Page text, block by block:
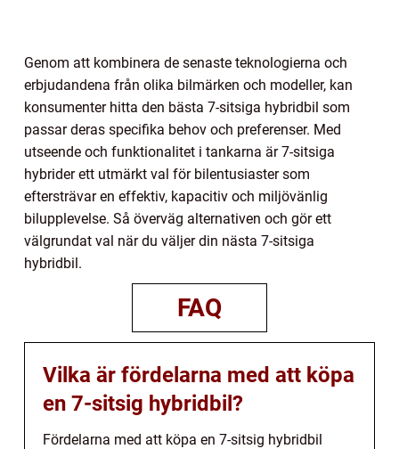
Genom att kombinera de senaste teknologierna och
erbjudandena från olika bilmärken och modeller, kan
konsumenter hitta den bästa 7-sitsiga hybridbil som
passar deras specifika behov och preferenser. Med
utseende och funktionalitet i tankarna är 7-sitsiga
hybrider ett utmärkt val för bilentusiaster som
eftersträvar en effektiv, kapacitiv och miljövänlig
bilupplevelse. Så överväg alternativen och gör ett
välgrundat val när du väljer din nästa 7-sitsiga
hybridbil.
FAQ
Vilka är fördelarna med att köpa
en 7-sitsig hybridbil?
Fördelarna med att köpa en 7-sitsig hybridbil